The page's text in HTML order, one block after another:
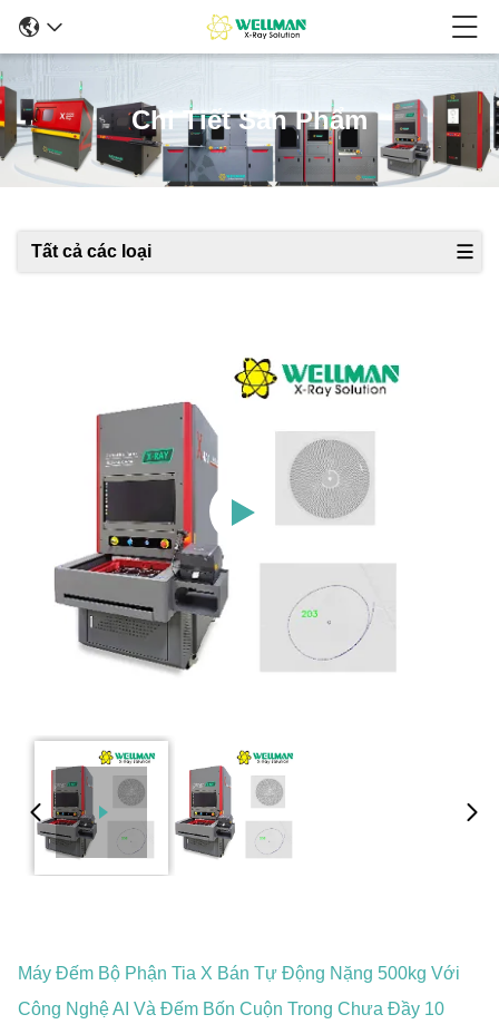
Chi Tiết Sản Phẩm
Tất cả các loại
Máy Đếm Bộ Phận Tia X Bán Tự Động Nặng 500kg Với
Công Nghệ AI Và Đếm Bốn Cuộn Trong Chưa Đầy 10